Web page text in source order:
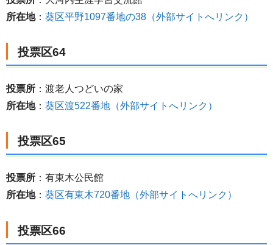
所在地： 葵区平野1097番地の38（外部サイトへリンク）
投票区64
投票所 ：渡老人つどいの家
所在地： 葵区渡522番地（外部サイトへリンク）
投票区65
投票所 ：有東木公民館
所在地： 葵区有東木720番地（外部サイトへリンク）
投票区66